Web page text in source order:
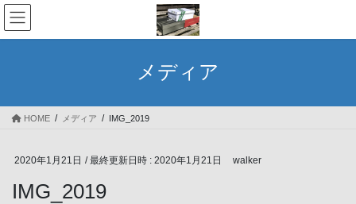
コ
ン
テ
ス
ナ
ビ
ゲ
ン
メディア
HOME メディア IMG_2019
2020年1月21日 / 最終更新日時 : 2020年1月21日 walker
IMG_2019